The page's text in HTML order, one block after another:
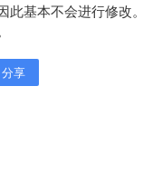
基本不会进行修改。
分享